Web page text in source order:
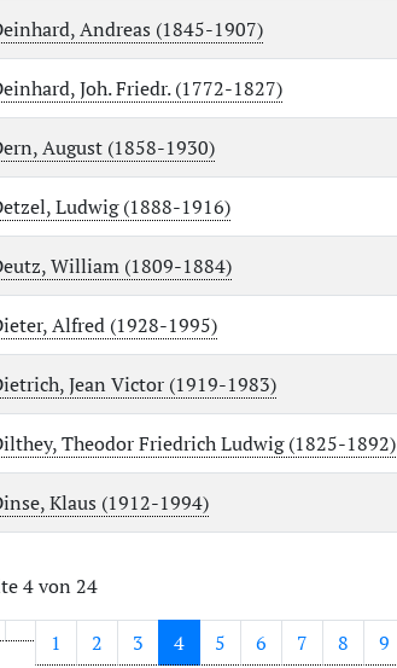
Andreas (1845-1907)
Joh. Friedr. (1772-1827)
August (1858-1930)
Ludwig (1888-1916)
William (1809-1884)
Alfred (1928-1995)
Jean Victor (1919-1983)
Theodor Friedrich Ludwig (1825-1892)
Klaus (1912-1994)
4 von 24
1 2 3 4 5 6 7 8 9